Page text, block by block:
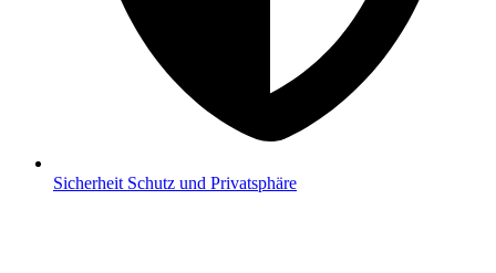
Sicherheit Schutz und Privatsphäre